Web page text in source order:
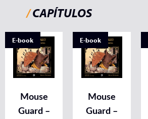
/CAPÍTULOS
E-book
Mouse
Guard –
E-book
Mouse
Guard –